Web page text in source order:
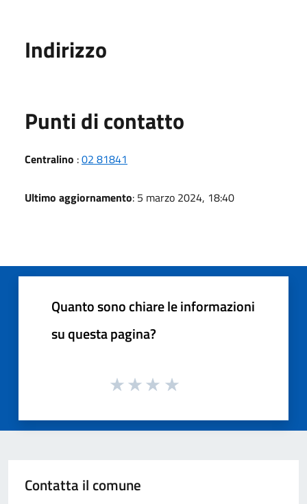
Indirizzo
Punti di contatto
Centralino :02 81841
Ultimo aggiornamento: 5 marzo 2024, 18:40
Quanto sono chiare le informazioni
su questa pagina?
Contatta il comune